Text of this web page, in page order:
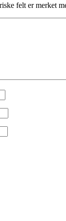
felt er merket